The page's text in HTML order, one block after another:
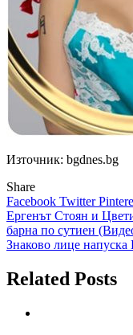
Източник: bgdnes.bg
Share
Facebook Twitter
Навигация
Ергенът Стоян и
барна по сутиен
Знаково лице
Related Posts